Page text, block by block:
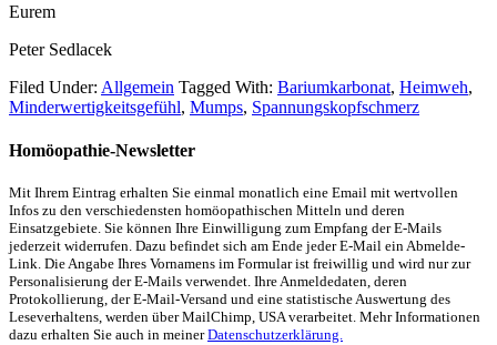
Eurem
Peter Sedlacek
Filed Under: Allgemein Tagged With: Bariumkarbonat, Heimweh,
Minderwertigkeitsgefühl, Mumps, Spannungskopfschmerz
Homöopathie-Newsletter
Mit Ihrem Eintrag erhalten Sie einmal monatlich eine Email mit wertvollen
Infos zu den verschiedensten homöopathischen Mitteln und deren
Einsatzgebiete. Sie können Ihre Einwilligung zum Empfang der E-Mails
jederzeit widerrufen. Dazu befindet sich am Ende jeder E-Mail ein Abmelde-
Link. Die Angabe Ihres Vornamens im Formular ist freiwillig und wird nur zur
Personalisierung der E-Mails verwendet. Ihre Anmeldedaten, deren
Protokollierung, der E-Mail-Versand und eine statistische Auswertung des
Leseverhaltens, werden über MailChimp, USA verarbeitet. Mehr Informationen
dazu erhalten Sie auch in meinerDatenschutzerklärung.